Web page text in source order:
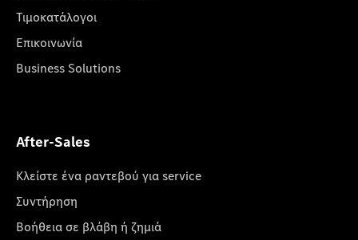
Τιμοκατάλογοι
Επικοινωνία
Business Solutions
After-Sales
Κλείστε ένα ραντεβού για service
Συντήρηση
Βοήθεια σε βλάβη ή ζημιά